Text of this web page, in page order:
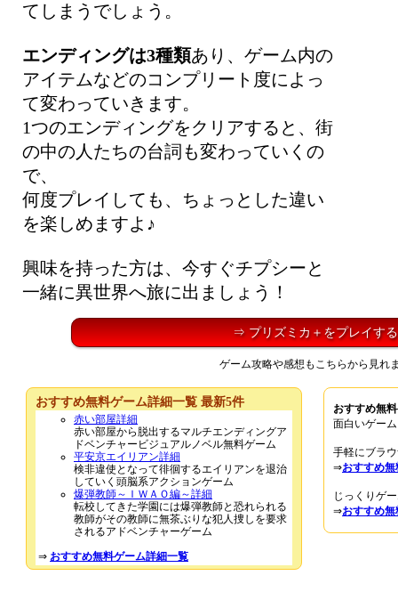
てしまうでしょう。
エンディングは3種類あり、ゲーム内の
アイテムなどのコンプリート度によっ
て変わっていきます。
1つのエンディングをクリアすると、街
の中の人たちの台詞も変わっていくの
で、
何度プレイしても、ちょっとした違い
を楽しめますよ♪
興味を持った方は、今すぐチプシーと
一緒に異世界へ旅に出ましょう！
⇒ プリズミカ＋をプレイする
ゲーム攻略や感想もこちらから見れ
おすすめ無料ゲーム詳細一覧 最新5件
赤い部屋詳細
赤い部屋から脱出するマルチエンディングア
ドベンチャービジュアルノベル無料ゲーム
平安京エイリアン詳細
検非違使となって徘徊するエイリアンを退治
していく頭脳系アクションゲーム
爆弾教師～ＩＷＡＯ編～詳細
転校してきた学園には爆弾教師と恐れられる
教師がその教師に無茶ぶりな犯人捜しを要求
されるアドベンチャーゲーム
⇒ おすすめ無料ゲーム詳細一覧
おすすめ無
面白いゲー
手軽にブラ
⇒おすすめ
じっくりゲ
⇒おすすめ